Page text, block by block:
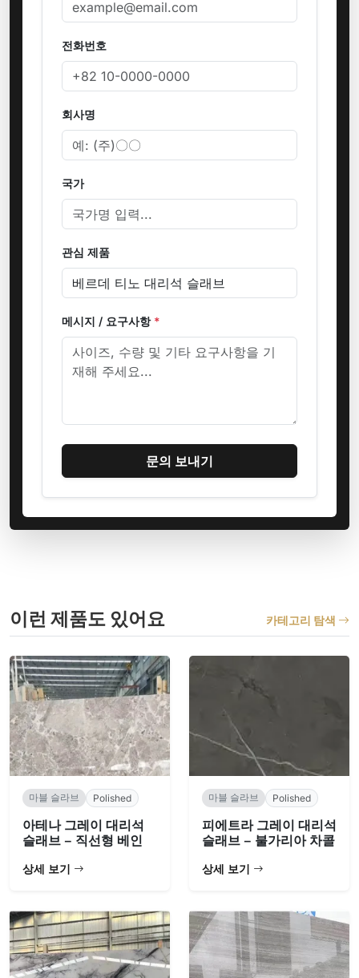
전화번호
회사명
국가
관심 제품
메시지 / 요구사항 *
문의 보내기
이런 제품도 있어요 카테고리 탐색
마블 슬라브 Polished
아테나 그레이 대리석
슬래브 – 직선형 베인
상세 보기
마블 슬라브 Polished
피에트라 그레이 대리석
슬래브 – 불가리아 차콜
상세 보기